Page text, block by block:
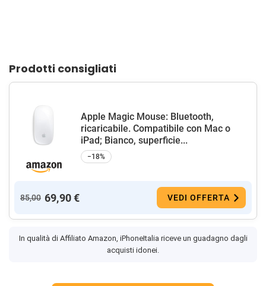
Prodotti consigliati
Apple Magic Mouse: Bluetooth,
ricaricabile. Compatibile con Mac o
iPad; Bianco, superficie...
−18%
85,00 69,90 € VEDI OFFERTA
In qualità di Affiliato Amazon, iPhoneItalia riceve un guadagno dagli
acquisti idonei.